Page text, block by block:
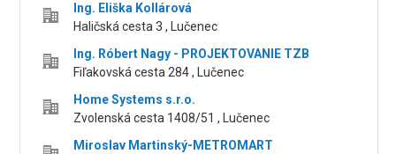
Ing. Eliška Kollárová
Haličská cesta 3 , Lučenec
Ing. Róbert Nagy - PROJEKTOVANIE TZB
Fiľakovská cesta 284 , Lučenec
Home Systems s.r.o.
Zvolenská cesta 1408/51 , Lučenec
Miroslav Martinský-METROMART